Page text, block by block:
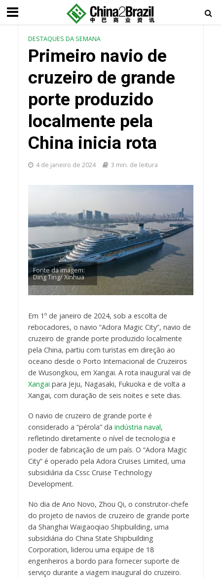
DESTAQUES DA SEMANA
Primeiro navio de
cruzeiro de grande
porte produzido
localmente pela
China inicia rota
4 de janeiro de 2024 3 min. de leitura
Fonte da imagem:
Ding Ting/ Xinhua
Em 1º de janeiro de 2024, sob a escolta de
rebocadores, o navio “Adora Magic City”, navio de
cruzeiro de grande porte produzido localmente
pela China, partiu com turistas em direção ao
oceano desde o Porto Internacional de Cruzeiros
de Wusongkou, em Xangai. A rota inaugural vai de
Xangai para Jeju, Nagasaki, Fukuoka e de volta a
Xangai, com duração de seis noites e sete dias.
O navio de cruzeiro de grande porte é
considerado a “pérola” da indústria naval,
refletindo diretamente o nível de tecnologia e
poder de fabricação de um país. O “Adora Magic
City” é operado pela Adora Cruises Limited, uma
subsidiária da Cssc Cruise Technology
Development.
No dia de Ano Novo, Zhou Qi, o construtor-chefe
do projeto de navios de cruzeiro de grande porte
da Shanghai Waigaoqiao Shipbuilding, uma
subsidiária do China State Shipbuilding
Corporation, liderou uma equipe de 18
engenheiros a bordo para fornecer suporte de
serviço durante a viagem inaugural do cruzeiro.